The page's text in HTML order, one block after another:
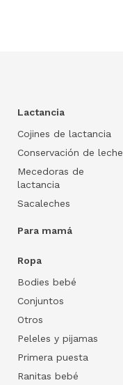
Lactancia
Cojines de lactancia
Conservación de leche
Mecedoras de
lactancia
Sacaleches
Para mamá
Ropa
Bodies bebé
Conjuntos
Otros
Peleles y pijamas
Primera puesta
Ranitas bebé